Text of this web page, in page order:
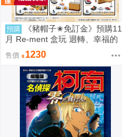
預購
《豬帽子✬免訂金》預購11
月 Re-ment 盒玩 迴轉、幸福的
一盤 藏壽司 中盒6入 0816
售價 1230